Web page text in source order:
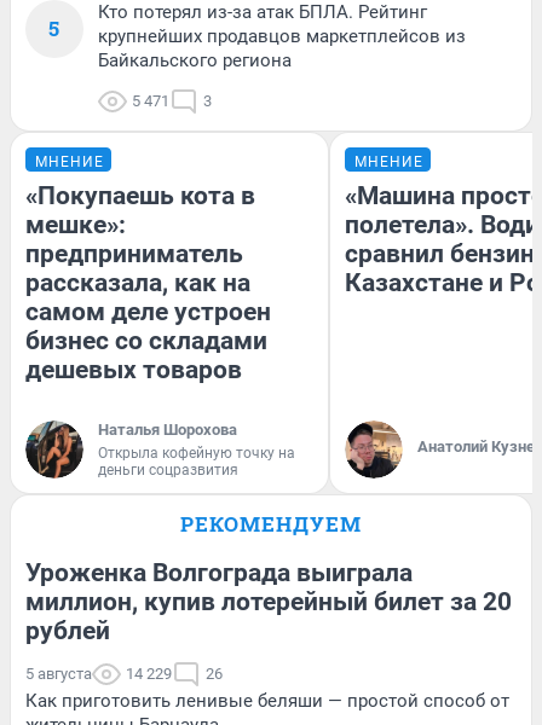
5
Кто потерял из-за атак БПЛА. Рейтинг
крупнейших продавцов маркетплейсов из
Байкальского региона
5 471 3
МНЕНИЕ
«Покупаешь кота в
мешке»:
предприниматель
рассказала, как на
самом деле устроен
бизнес со складами
дешевых товаров
Наталья Шорохова
Открыла кофейную точку на
деньги соцразвития
МНЕНИЕ
«Машина
полетела».
сравнил бензин
Казахстане и
Анатолий
РЕКОМЕНДУЕМ
Уроженка Волгограда выиграла
миллион, купив лотерейный билет за 20
рублей
5 августа 14 229 26
Как приготовить ленивые беляши — простой способ от